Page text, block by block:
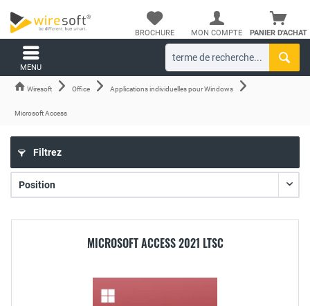
PANIER D'ACHAT
BROCHURE MON COMPTE
MENU
Wiresoft Office Applications individuelles pour Windows
Microsoft Access
Filtrez
MICROSOFT ACCESS 2021 LTSC